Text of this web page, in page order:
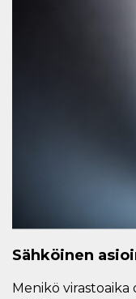
Sähköinen
Menikö virastoaika